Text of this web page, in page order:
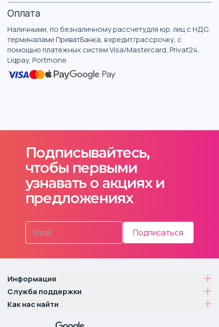
Оплата
Наличными, по безналичному рассчетудля юр. лиц с НДС,
терминалами ПриватБанка, в кредит/рассрочку, с
помощью платежных систем Visa/Mastercard, Privat24,
Liqpay, Portmone
Подписывайтесь,
чтобы первыми
узнавать о акциях и
предложениях
Подписаться
Информация
Служба поддержки
Как нас найти